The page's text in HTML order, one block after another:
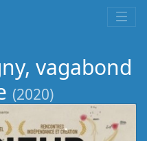
vagabond
(2020)